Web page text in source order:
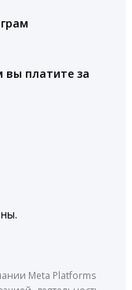
вы платите за
Meta Platforms